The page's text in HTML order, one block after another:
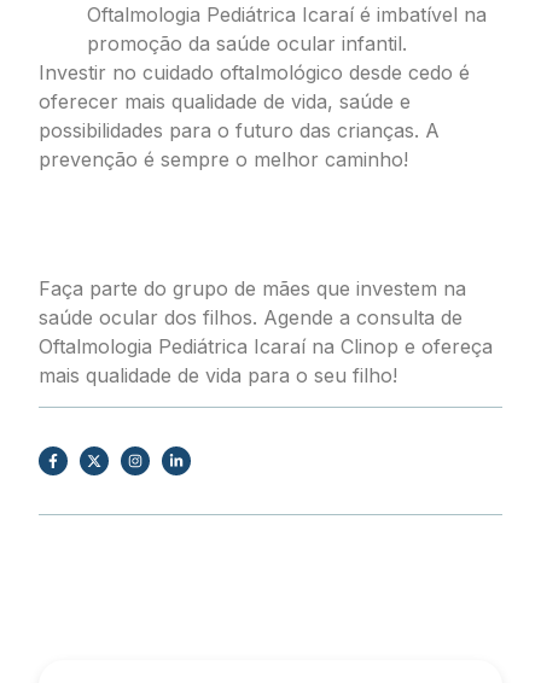
Oftalmologia Pediátrica Icaraí é imbatível na
promoção da saúde ocular infantil.
Investir no cuidado oftalmológico desde cedo é
oferecer mais qualidade de vida, saúde e
possibilidades para o futuro das crianças. A
prevenção é sempre o melhor caminho!
Faça parte do grupo de mães que investem na
saúde ocular dos filhos. Agende a consulta de
Oftalmologia Pediátrica Icaraí na Clinop e ofereça
mais qualidade de vida para o seu filho!